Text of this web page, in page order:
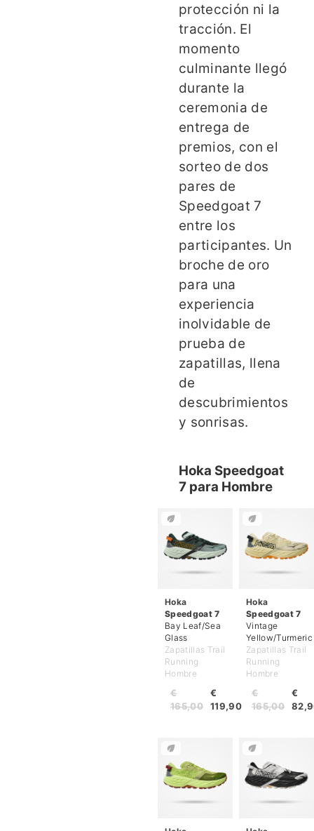
protección ni la
tracción. El
momento
culminante llegó
durante la
ceremonia de
entrega de
premios, con el
sorteo de dos
pares de
Speedgoat 7
entre los
participantes. Un
broche de oro
para una
experiencia
inolvidable de
prueba de
zapatillas, llena
de
descubrimientos
y sonrisas.
Hoka Speedgoat
7 para Hombre
Hoka
Speedgoat 7
Bay Leaf/Sea
Glass
Zapatillas Trail
Running
Hombre
€
119,90
€
165,00
Hoka
Speedgoat 7
Vintage
Yellow/Turmeric
Zapatillas Trail
Running
Hombre
€
€
165,00